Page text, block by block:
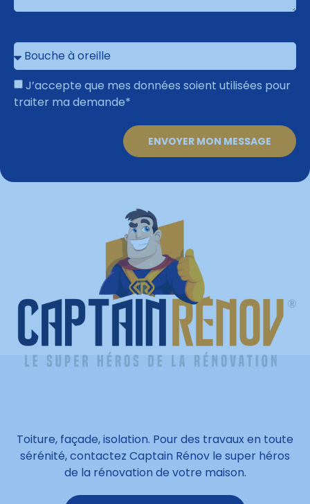
J’accepte que mes données soient utilisées pour
traiter ma demande*
ENVOYER MON MESSAGE
* Mentions obligatoires
Toiture, façade, isolation. Pour des travaux en toute
sérénité, contactez Captain Rénov le super héros
de la rénovation de votre maison.